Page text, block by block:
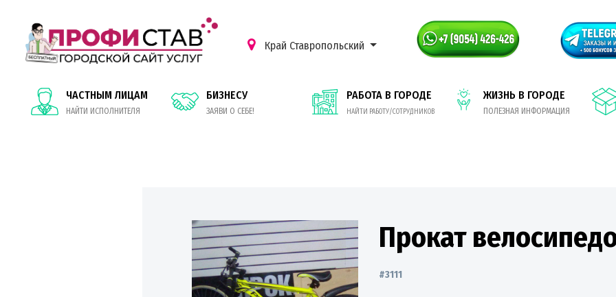
Край Ставропольский
ЧАСТНЫМ ЛИЦАМ
НАЙТИ ИСПОЛНИТЕЛЯ
БИЗНЕСУ
ЗАЯВИ О СЕБЕ!
РАБОТА В ГОРОДЕ
НАЙТИ РАБОТУ/СОТРУДНИКОВ
ЖИЗНЬ В ГОРОДЕ
ПОЛЕЗНАЯ ИНФОРМАЦИЯ
Прокат
#3111